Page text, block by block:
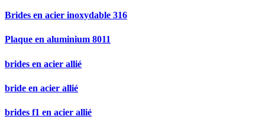
Brides en acier inoxydable 316
Plaque en aluminium 8011
brides en acier allié
bride en acier allié
brides f1 en acier allié